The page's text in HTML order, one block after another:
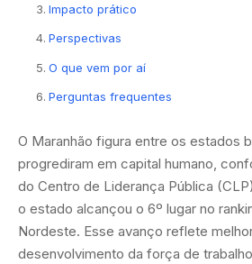
Impacto prático
Perspectivas
O que vem por aí
Perguntas frequentes
O Maranhão figura entre os estados
progrediram em capital humano,
do Centro de Liderança Pública
o estado alcançou o 6º lugar no
Nordeste. Esse avanço reflete
desenvolvimento da força de